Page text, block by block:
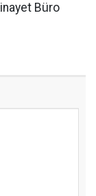
Büro